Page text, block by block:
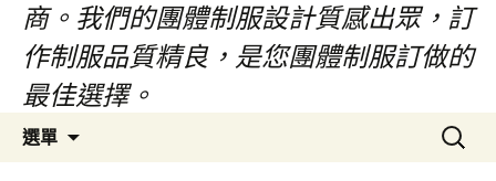
商。我們的團體制服設計質感出眾，訂
作制服品質精良，是您團體制服訂做的
最佳選擇。
選單
搜
尋